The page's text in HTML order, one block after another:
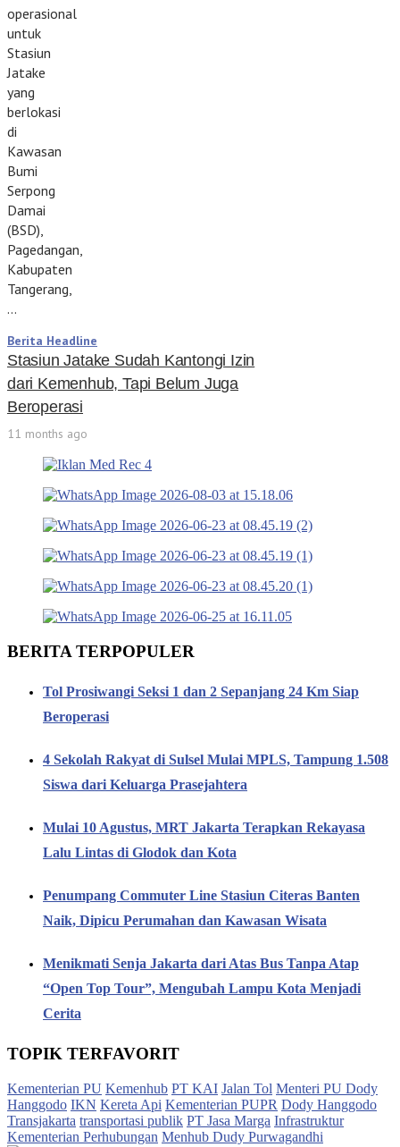
operasional
untuk
Stasiun
Jatake
yang
berlokasi
di
Kawasan
Bumi
Serpong
Damai
(BSD),
Pagedangan,
Kabupaten
Tangerang,
…
Berita Headline
Stasiun Jatake Sudah Kantongi Izin
dari Kemenhub, Tapi Belum Juga
Beroperasi
11 months ago
BERITA TERPOPULER
Tol Prosiwangi Seksi 1 dan 2 Sepanjang 24 Km Siap
Beroperasi
4 Sekolah Rakyat di Sulsel Mulai MPLS, Tampung 1.508
Siswa dari Keluarga Prasejahtera
Mulai 10 Agustus, MRT Jakarta Terapkan Rekayasa
Lalu Lintas di Glodok dan Kota
Penumpang Commuter Line Stasiun Citeras Banten
Naik, Dipicu Perumahan dan Kawasan Wisata
Menikmati Senja Jakarta dari Atas Bus Tanpa Atap
“Open Top Tour”, Mengubah Lampu Kota Menjadi
Cerita
TOPIK TERFAVORIT
Kementerian PU Kemenhub PT KAI Jalan Tol Menteri PU Dody
Hanggodo IKN Kereta Api Kementerian PUPR Dody Hanggodo
Transjakarta transportasi publik PT Jasa Marga Infrastruktur
Kementerian Perhubungan Menhub Dudy Purwagandhi